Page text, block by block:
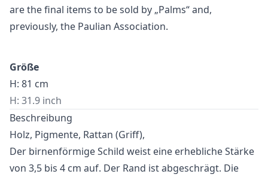
are the final items to be sold by „Palms“ and,
previously, the Paulian Association.
Größe
H: 81 cm
H: 31.9 inch
Beschreibung
Holz, Pigmente, Rattan (Griff),
Der birnenförmige Schild weist eine erhebliche Stärke
von 3,5 bis 4 cm auf. Der Rand ist abgeschrägt. Die